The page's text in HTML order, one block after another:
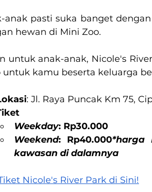
anak pasti suka banget
hewan di Mini Zoo.
untuk anak-anak, Nicole's
untuk kamu beserta keluarga
: Jl. Raya Puncak Km 75,
Weekday: Rp30.000
Weekend: Rp40.000*harga
kawasan di dalamnya
Nicole's River Park di Sini!